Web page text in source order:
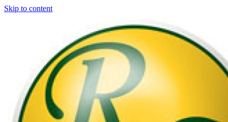
Skip to content